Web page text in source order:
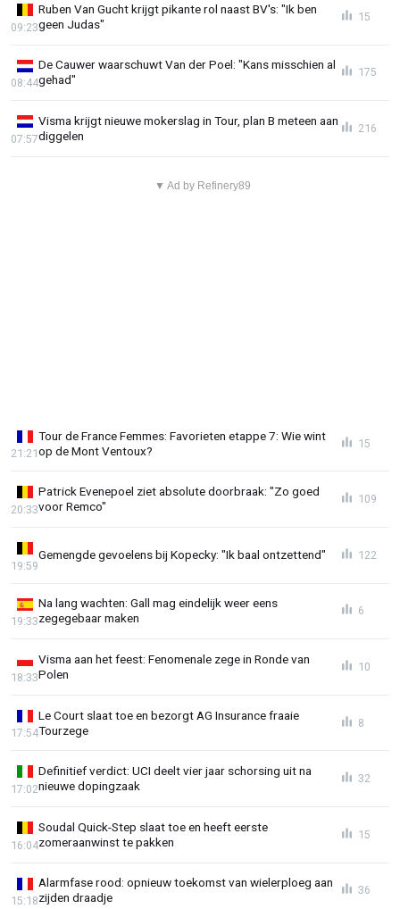
Ruben Van Gucht krijgt pikante rol naast BV's: "Ik ben
geen Judas"
09:23
15
De Cauwer waarschuwt Van der Poel: "Kans misschien al
gehad"
08:44
175
Visma krijgt nieuwe mokerslag in Tour, plan B meteen aan
diggelen
07:57
216
▼ Ad by Refinery89
Tour de France Femmes: Favorieten etappe 7: Wie wint
op de Mont Ventoux?
21:21
15
Patrick Evenepoel ziet absolute doorbraak: "Zo goed
voor Remco"
20:33
109
Gemengde gevoelens bij Kopecky: "Ik baal ontzettend"
19:59
122
Na lang wachten: Gall mag eindelijk weer eens
zegegebaar maken
19:33
6
Visma aan het feest: Fenomenale zege in Ronde van
Polen
18:33
10
Le Court slaat toe en bezorgt AG Insurance fraaie
Tourzege
17:54
8
Definitief verdict: UCI deelt vier jaar schorsing uit na
nieuwe dopingzaak
17:02
32
Soudal Quick-Step slaat toe en heeft eerste
zomeraanwinst te pakken
16:04
15
Alarmfase rood: opnieuw toekomst van wielerploeg aan
zijden draadje
15:18
36